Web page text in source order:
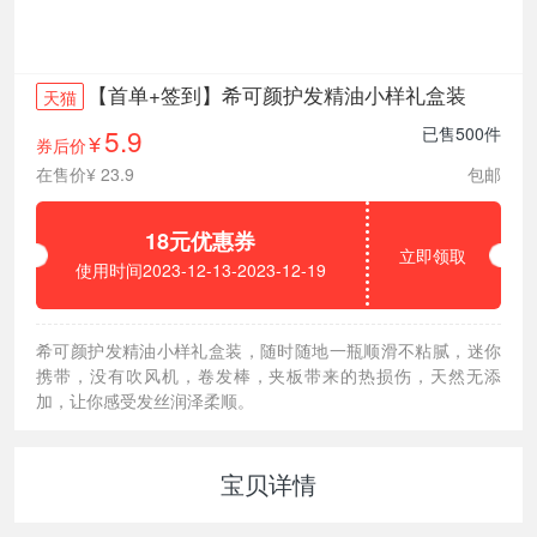
天猫 【首单+签到】希可颜护发精油小样礼盒装
券后价¥ 5.9
已售500件
在售价¥ 23.9
包邮
18元优惠券
使用时间2023-12-13-2023-12-19
立即领取
希可颜护发精油小样礼盒装，随时随地一瓶顺滑不粘腻，迷你
携带，没有吹风机，卷发棒，夹板带来的热损伤，天然无添
加，让你感受发丝润泽柔顺。
宝贝详情